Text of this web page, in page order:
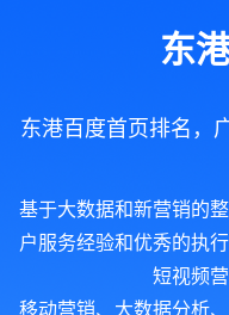
东
东港百度首页排名，
基于大数据和新营销的
户服务经验和优秀的执
短视频
移动营销、大数据分析